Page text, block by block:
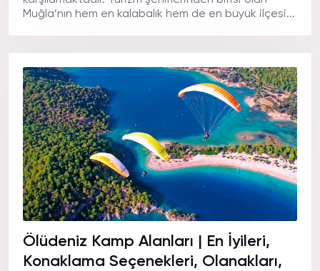
Muğla’nın hem en kalabalık hem de en büyük ilçesi...
Ölüdeniz Kamp Alanları | En İyileri,
Konaklama Seçenekleri, Olanakları,